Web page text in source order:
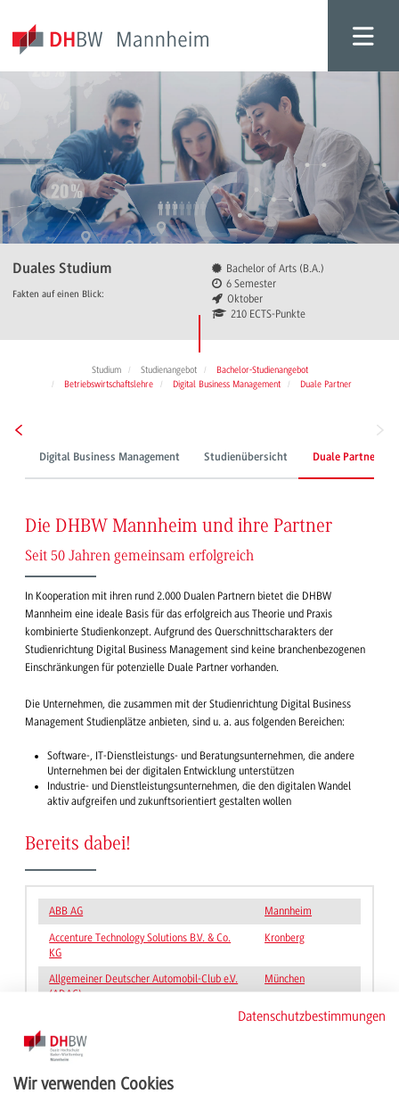
Duales Studium
Fakten auf einen Blick:
Bachelor of Arts (B.A.)
6 Semester
Oktober
210 ECTS-Punkte
Studium Studienangebot
Bachelor-Studienangebot
Betriebswirtschaftslehre
Digital Business Management Duale Partner
Digital Business Management Studienübersicht Duale Partner
Die DHBW Mannheim und ihre Partner
Seit 50 Jahren gemeinsam erfolgreich
In Kooperation mit ihren rund 2.000 Dualen Partnern bietet die DHBW
Mannheim eine ideale Basis für das erfolgreich aus Theorie und Praxis
kombinierte Studienkonzept. Aufgrund des Querschnittscharakters der
Studienrichtung Digital Business Management sind keine branchenbezogenen
Einschränkungen für potenzielle Duale Partner vorhanden.
Die Unternehmen, die zusammen mit der Studienrichtung Digital Business
Management Studienplätze anbieten, sind u. a. aus folgenden Bereichen:
Software-, IT-Dienstleistungs- und Beratungsunternehmen, die andere
Unternehmen bei der digitalen Entwicklung unterstützen
Industrie- und Dienstleistungsunternehmen, die den digitalen Wandel
aktiv aufgreifen und zukunftsorientiert gestalten wollen
Bereits dabei!
ABB AG Mannheim
Accenture Technology Solutions B.V. & Co.
KG
Kronberg
Allgemeiner Deutscher Automobil-Club e.V.
(ADAC)
München
Oberursel
apra-norm Elektromechanik GmbH
AUDI AG Audi Akademie
Datenschutzbestimmungen
Wir verwenden Cookies